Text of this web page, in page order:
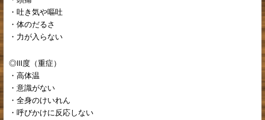
・吐き気や嘔吐
・体のだるさ
・力が入らない
◎Ⅲ度（重症）
・高体温
・意識がない
・全身のけいれん
・呼びかけに反応しない